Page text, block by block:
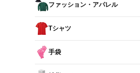
ファッション・アパレル
Tシャツ
手袋